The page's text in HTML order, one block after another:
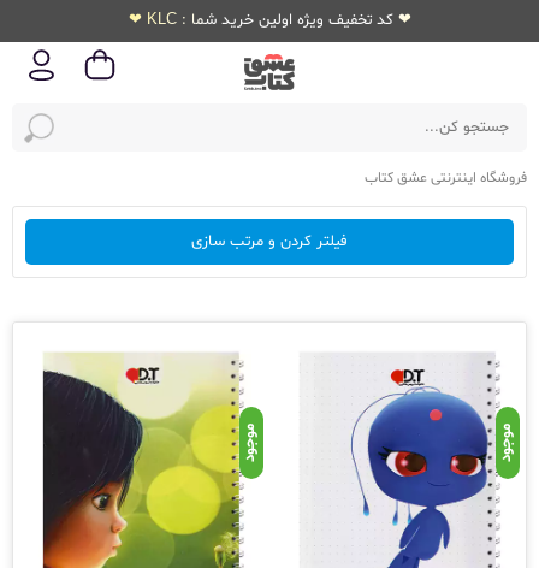
❤ کد تخفیف ویژه اولین خرید شما : KLC ❤
فروشگاه اینترنتی عشق کتاب
فیلتر کردن و مرتب سازی
موجود موجود